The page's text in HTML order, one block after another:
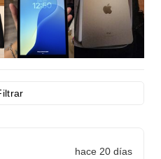
hace 20 días